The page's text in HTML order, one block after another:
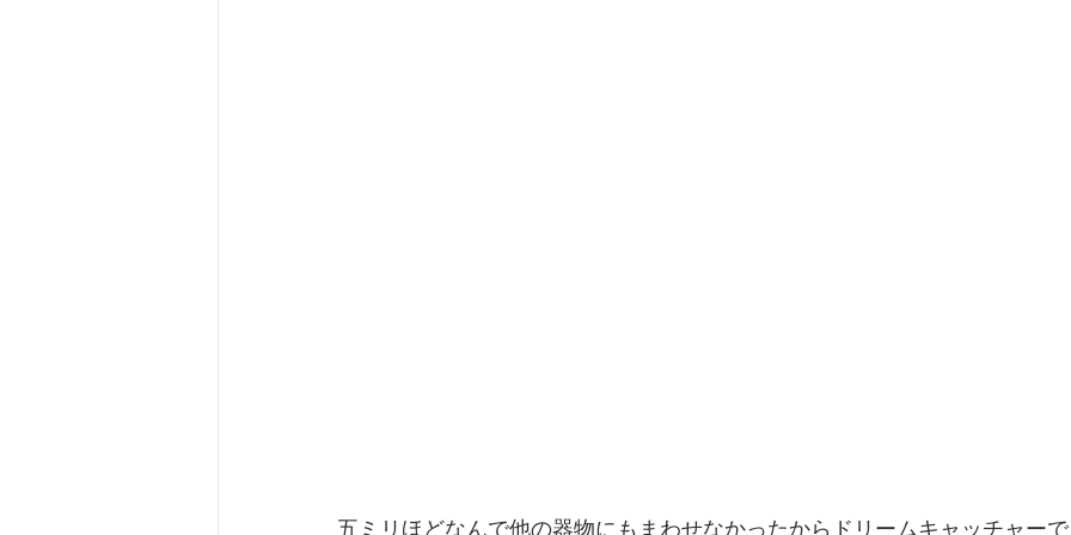
五ミリほどなんで他の器物にもまわせなかったからドリームキャッチャー